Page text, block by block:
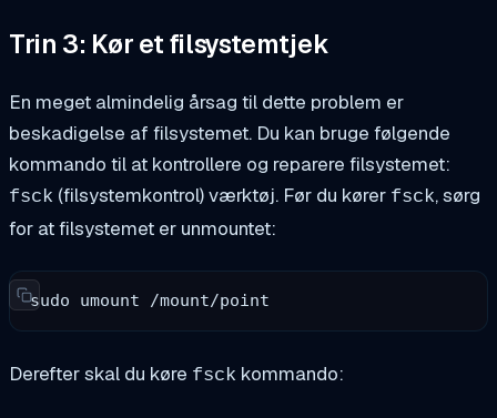
Trin 3: Kør et filsystemtjek
En meget almindelig årsag til dette problem er
beskadigelse af filsystemet. Du kan bruge følgende
kommando til at kontrollere og reparere filsystemet:
fsck (filsystemkontrol) værktøj. Før du kører fsck, sørg
for at filsystemet er unmountet:
sudo umount /mount/point
Derefter skal du køre fsck kommando: